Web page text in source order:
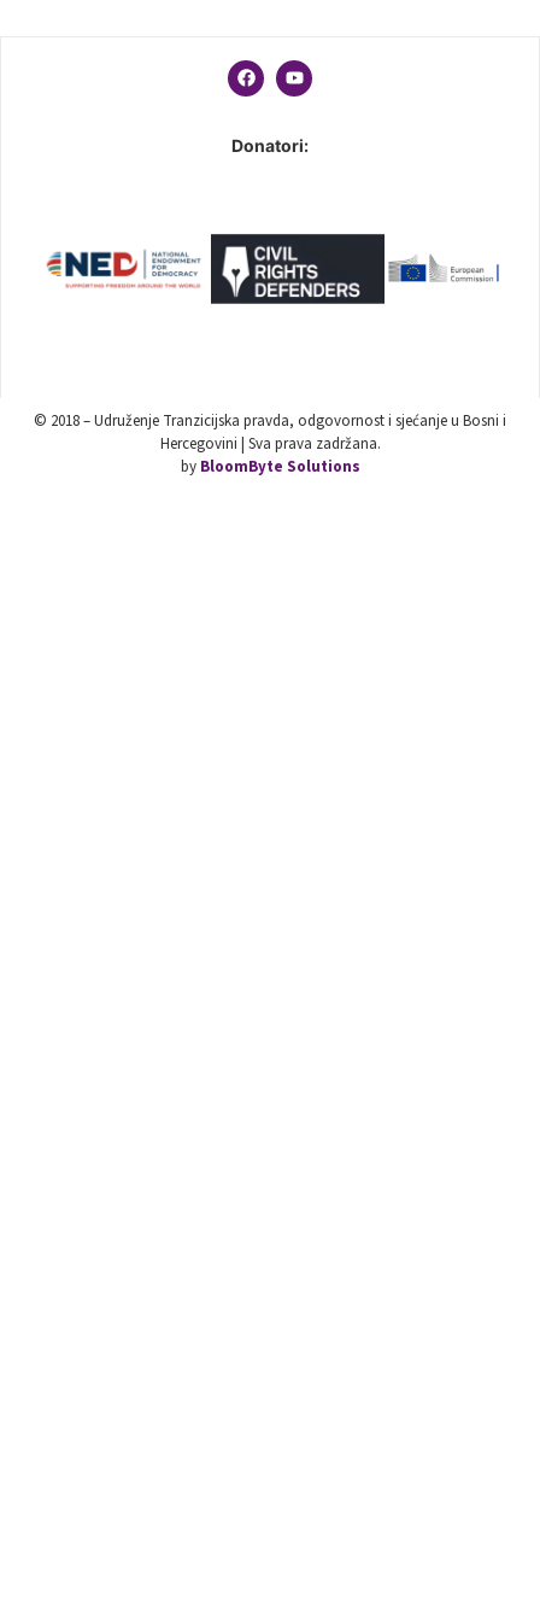
Donatori:
© 2018 – Udruženje Tranzicijska pravda, odgovornost i sjećanje u Bosni i
Hercegovini | Sva prava zadržana.
by BloomByte Solutions